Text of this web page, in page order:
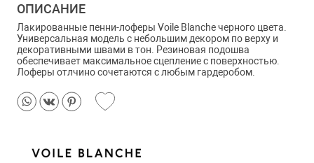
ОПИСАНИЕ
Лакированные пенни-лоферы Voile Blanche черного цвета.
Универсальная модель с небольшим декором по верху и
декоративными швами в тон. Резиновая подошва
обеспечивает максимальное сцепление с поверхностью.
Лоферы отлчино сочетаются с любым гардеробом.